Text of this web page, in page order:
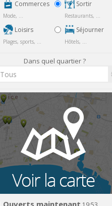
Commerces
Mode, ...
Loisirs
Plages, sports, ...
Sortir
Restaurants, ...
Séjourner
Hôtels, ...
Dans quel quartier ?
Tous
Ouverts maintenant